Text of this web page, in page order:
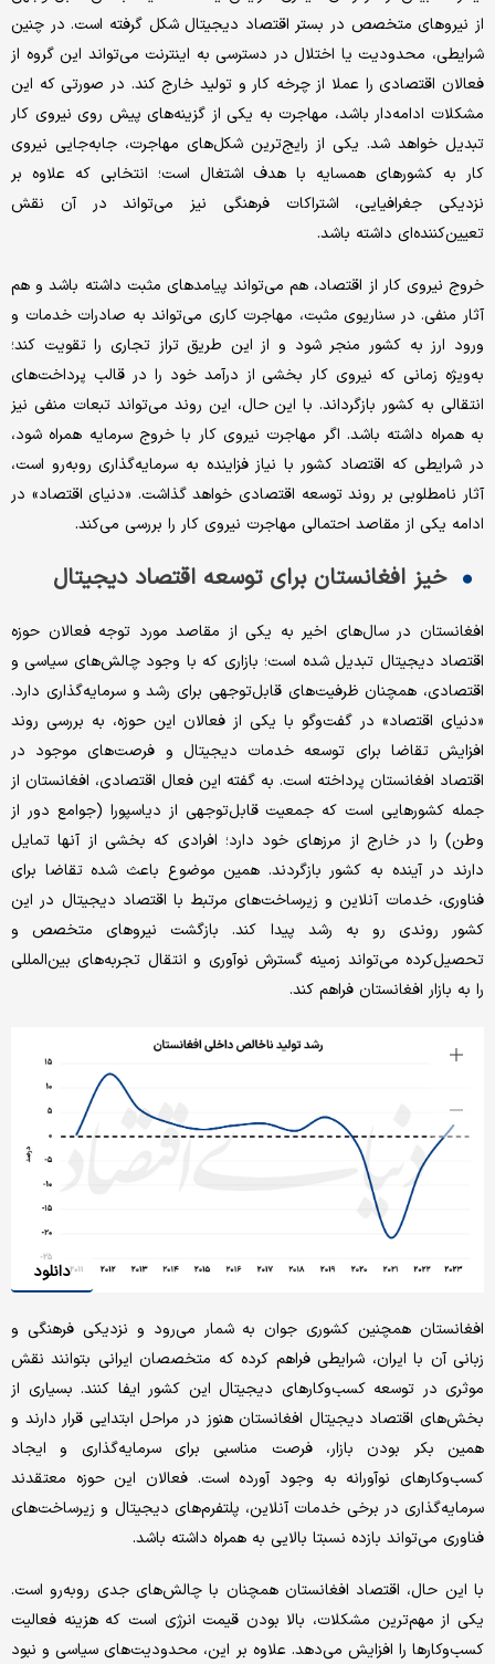
از نیروهای متخصص در بستر اقتصاد دیجیتال شکل گرفته است. در چنین
شرایطی، محدودیت یا اختلال در دسترسی به اینترنت می‌تواند این گروه از
فعالان اقتصادی را عملا از چرخه کار و تولید خارج کند. در صورتی که این
مشکلات ادامه‌دار باشد، مهاجرت به یکی از گزینه‌های پیش روی نیروی کار
تبدیل خواهد شد. یکی از رایج‌ترین شکل‌های مهاجرت، جابه‌جایی نیروی
کار به کشورهای همسایه با هدف اشتغال است؛ انتخابی که علاوه بر
نزدیکی جغرافیایی، اشتراکات فرهنگی نیز می‌تواند در آن نقش
تعیین‌کننده‌ای داشته باشد.
خروج نیروی کار از اقتصاد، هم می‌تواند پیامدهای مثبت داشته باشد و هم
آثار منفی. در سناریوی مثبت، مهاجرت کاری می‌تواند به صادرات خدمات و
ورود ارز به کشور منجر شود و از این طریق تراز تجاری را تقویت کند؛
به‌ویژه زمانی که نیروی کار بخشی از درآمد خود را در قالب پرداخت‌های
انتقالی به کشور بازگرداند. با این حال، این روند می‌تواند تبعات منفی نیز
به همراه داشته باشد. اگر مهاجرت نیروی کار با خروج سرمایه همراه شود،
در شرایطی که اقتصاد کشور با نیاز فزاینده به سرمایه‌گذاری روبه‌رو است،
آثار نامطلوبی بر روند توسعه اقتصادی خواهد گذاشت. «دنیای اقتصاد» در
ادامه یکی از مقاصد احتمالی مهاجرت نیروی کار را بررسی می‌کند.
خیز افغانستان برای توسعه اقتصاد دیجیتال
افغانستان در سال‌های اخیر به یکی از مقاصد مورد توجه فعالان حوزه
اقتصاد دیجیتال تبدیل شده است؛ بازاری که با وجود چالش‌های سیاسی و
اقتصادی، همچنان ظرفیت‌های قابل‌توجهی برای رشد و سرمایه‌گذاری دارد.
«دنیای اقتصاد» در گفت‌وگو با یکی از فعالان این حوزه، به بررسی روند
افزایش تقاضا برای توسعه خدمات دیجیتال و فرصت‌های موجود در
اقتصاد افغانستان پرداخته است. به گفته این فعال اقتصادی، افغانستان از
جمله کشورهایی است که جمعیت قابل‌توجهی از دیاسپورا (جوامع دور از
وطن) را در خارج از مرزهای خود دارد؛ افرادی که بخشی از آنها تمایل
دارند در آینده به کشور بازگردند. همین موضوع باعث شده تقاضا برای
فناوری، خدمات آنلاین و زیرساخت‌های مرتبط با اقتصاد دیجیتال در این
کشور روندی رو به رشد پیدا کند. بازگشت نیروهای متخصص و
تحصیل‌کرده می‌تواند زمینه گسترش نوآوری و انتقال تجربه‌های بین‌المللی
را به بازار افغانستان فراهم کند.
دانلود
افغانستان همچنین کشوری جوان به شمار می‌رود و نزدیکی فرهنگی و
زبانی آن با ایران، شرایطی فراهم کرده که متخصصان ایرانی بتوانند نقش
موثری در توسعه کسب‌وکارهای دیجیتال این کشور ایفا کنند. بسیاری از
بخش‌های اقتصاد دیجیتال افغانستان هنوز در مراحل ابتدایی قرار دارند و
همین بکر بودن بازار، فرصت مناسبی برای سرمایه‌گذاری و ایجاد
کسب‌وکارهای نوآورانه به وجود آورده است. فعالان این حوزه معتقدند
سرمایه‌گذاری در برخی خدمات آنلاین، پلتفرم‌های دیجیتال و زیرساخت‌های
فناوری می‌تواند بازده نسبتا بالایی به همراه داشته باشد.
با این حال، اقتصاد افغانستان همچنان با چالش‌های جدی روبه‌رو است.
یکی از مهم‌ترین مشکلات، بالا بودن قیمت انرژی است که هزینه فعالیت
کسب‌وکارها را افزایش می‌دهد. علاوه بر این، محدودیت‌های سیاسی و نبود